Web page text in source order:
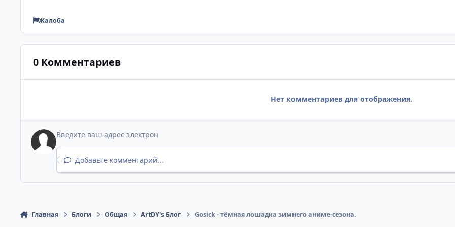
Жалоба
0 Комментариев
Нет комментариев для отображения.
Добавьте комментарий...
Главная Блоги Общая ArtDY's Блог Gosick - тёмная лошадка зимнего аниме-сезона.